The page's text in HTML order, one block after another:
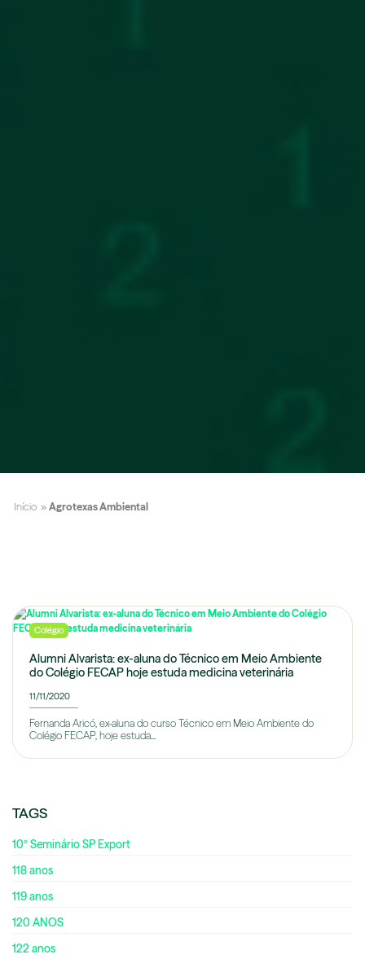
Início » Agrotexas Ambiental
Colégio
Alumni Alvarista: ex-aluna do Técnico em Meio Ambiente
do Colégio FECAP hoje estuda medicina veterinária
11/11/2020
Fernanda Aricó, ex-aluna do curso Técnico em Meio Ambiente do
Colégio FECAP, hoje estuda...
TAGS
10º Seminário SP Export
118 anos
119 anos
120 ANOS
122 anos